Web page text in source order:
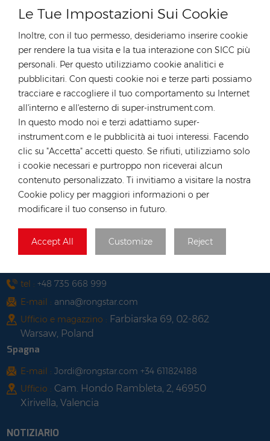
Le Tue Impostazioni Sui Cookie
Inoltre, con il tuo permesso, desideriamo inserire cookie
per rendere la tua visita e la tua interazione con SICC più
personali. Per questo utilizziamo cookie analitici e
pubblicitari. Con questi cookie noi e terze parti possiamo
tracciare e raccogliere il tuo comportamento su Internet
all'interno e all'esterno di super-instrument.com.
In questo modo noi e terzi adattiamo super-
instrument.com e le pubblicità ai tuoi interessi. Facendo
clic su "Accetta" accetti questo. Se rifiuti, utilizziamo solo
i cookie necessari e purtroppo non riceverai alcun
contenuto personalizzato. Ti invitiamo a visitare la nostra
Cookie policy per maggiori informazioni o per
modificare il tuo consenso in futuro.
Accept All Customize Reject
E-mail :
anna@rongstar.com
52457 Aldenhoven, Deutschland
Hong Kong
tel :+852 54222219
E-mail : hk@rongstar.com
Ufficio e magazzino : 39 Kung-Um Road, Yuen
Long, Hong Kong
Vietnam
tel :+84 522 038 896
E-mail :vn@rongstar.com
Ufficio :102 Phung Van Cung Street,Ward 7,
Phu Nhuan District, HoChi
263 Go O Moi, Phu Thuan,
District 7, Ho Chi Minh City, Vietnam
tel : +48 735 668 999
E-mail : anna@rongstar.com
Ufficio e magazzino : Farbiarska 69, 02-862
Warsaw, Poland
Spagna
E-mail : Jordi@rongstar.com +34 611824188
Ufficio : Cam. Hondo Rambleta, 2, 46950
Xirivella, Valencia
NOTIZIARIO